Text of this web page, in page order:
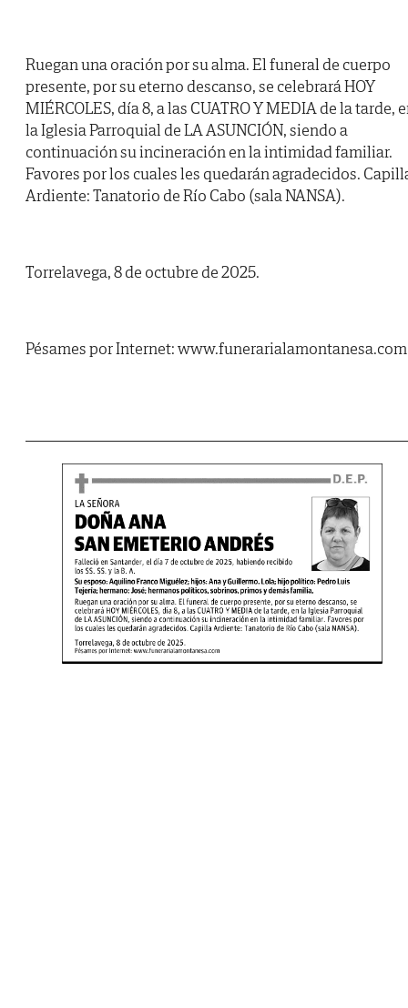
Ruegan una oración por su alma. El funeral de cuerpo
presente, por su eterno descanso, se celebrará HOY
MIÉRCOLES, día 8, a las CUATRO Y MEDIA de la tarde,
la Iglesia Parroquial de LA ASUNCIÓN, siendo a
continuación su incineración en la intimidad familiar.
Favores por los cuales les quedarán agradecidos.
Ardiente: Tanatorio de Río Cabo (sala NANSA).
Torrelavega, 8 de octubre de 2025.
Pésames por Internet: www.funerarialamontanesa.com